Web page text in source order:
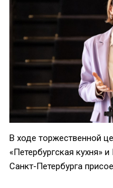
В ходе торжественной
«Петербургская кухня»
Санкт‑Петербурга